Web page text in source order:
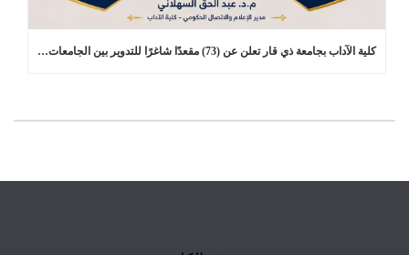
كلية الآداب بجامعة ذي قار تعلن عن (73) مقعدًا شاغرًا للتدوير بين الجامعات في برامج الدراسات العليا